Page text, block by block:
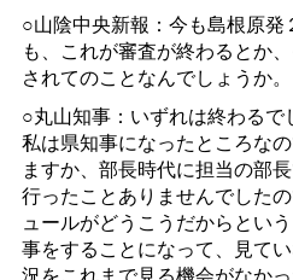
○山陰中央新報：今も島根原
も、これが審査が終わるとか
されてのことなんでしょうか。
○丸山知事：いずれは終わるで
私は県知事になったところな
ますか、部長時代に担当の部
行ったことありませんでした
ュールがどうこうだからとい
事をすることになって、見て
況をこれまで見る機会がなか